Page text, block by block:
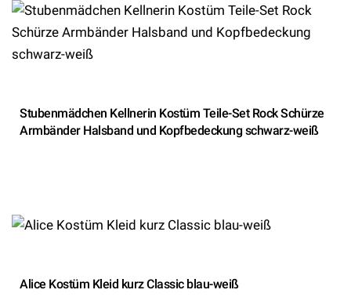
Stubenmädchen Kellnerin Kostüm Teile-Set Rock Schürze
Armbänder Halsband und Kopfbedeckung schwarz-weiß
Alice Kostüm Kleid kurz Classic blau-weiß